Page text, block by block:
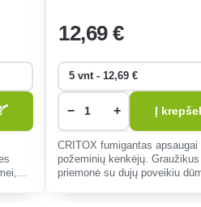
12,69 €
− + Į
CRITOX fumigantas apsaugai
požeminių kenkėjų.
priemonė su dujų poveikiu